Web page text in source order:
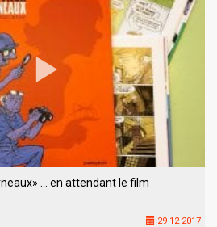
… en attendant le film
29-12-2017